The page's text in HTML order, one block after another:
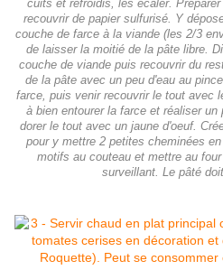
cuits et refroidis, les écaler.
recouvrir de papier sulfurisé. Y
couche de farce à la viande (les 2/3
de laisser la moitié de la pâte libre.
couche de viande puis recouvrir du
de la pâte avec un peu d'eau au
farce, puis venir recouvrir le tout avec
à bien entourer la farce et réaliser
dorer le tout avec un jaune d'oeuf.
pour y mettre 2 petites cheminées
motifs au couteau et mettre au
surveillant. Le pâté